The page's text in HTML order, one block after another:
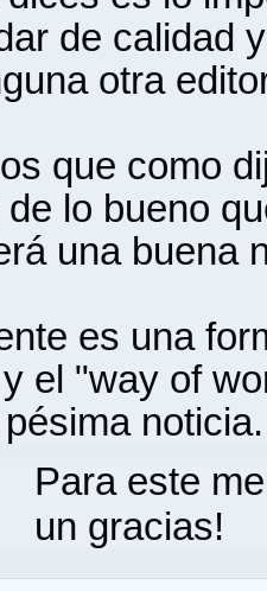
de calidad
otra
que como
lo bueno
una buena
es una
el "way of
noticia.
Para este
un gracias!